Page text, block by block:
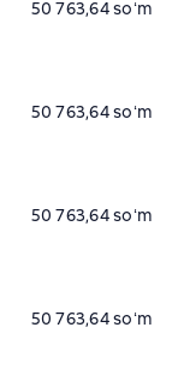
50 763,64 soʻm
50 763,64 soʻm
50 763,64 soʻm
50 763,64 soʻm